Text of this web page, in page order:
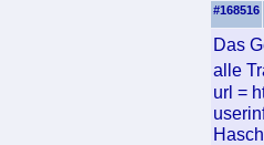
#168516
Das
alle
url =